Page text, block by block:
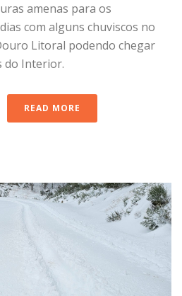
amenas para os
com alguns chuviscos no
Litoral podendo chegar
do Interior.
READ MORE